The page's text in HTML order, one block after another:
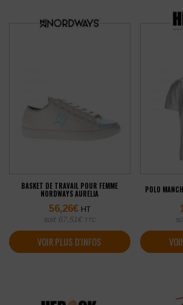
BASKET DE TRAVAIL POUR FEMME
NORDWAYS AURELIA
56,26€ HT
soit 67,51 € TTC
VOIR PLUS D'INFOS
POLO